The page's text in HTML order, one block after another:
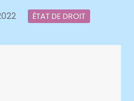
ÉTAT DE DROIT